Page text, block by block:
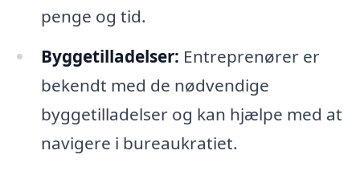
penge og tid.
Byggetilladelser: Entreprenører er
bekendt med de nødvendige
byggetilladelser og kan hjælpe med at
navigere i bureaukratiet.